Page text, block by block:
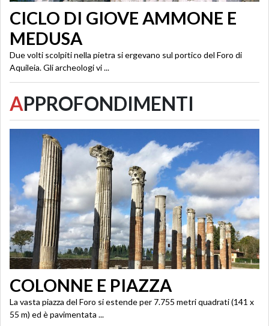
CICLO DI GIOVE AMMONE E
MEDUSA
Due volti scolpiti nella pietra si ergevano sul portico del Foro di
Aquileia. Gli archeologi vi ...
APPROFONDIMENTI
COLONNE E PIAZZA
La vasta piazza del Foro si estende per 7.755 metri quadrati (141 x
55 m) ed è pavimentata ...